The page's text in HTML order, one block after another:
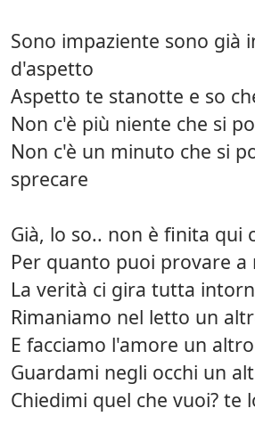
Sono impaziente sono già
d'aspetto
Aspetto te stanotte e so
Non c'è più niente che si
Non c'è un minuto che si
sprecare
Già, lo so.. non è finita qui
Per quanto puoi provare
La verità ci gira tutta
Rimaniamo nel letto un
E facciamo l'amore un
Guardami negli occhi un
Chiedimi quel che vuoi? te